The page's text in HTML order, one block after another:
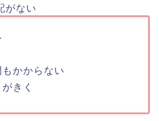
がない
かからない
きく